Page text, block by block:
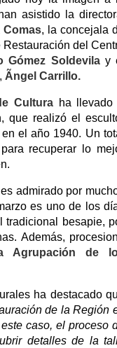
asistido la
Comas, la concejala
Restauración del
Gómez Soldevilay
Ãngel Carrillo.
Cultura ha llevado
que realizó el
el año 1940. Un
recuperar lo
admirado por
es uno de los
tradicional besapie,
Además,
Agrupación de
ha destacado
de la Región
caso, el proceso
detalles de la